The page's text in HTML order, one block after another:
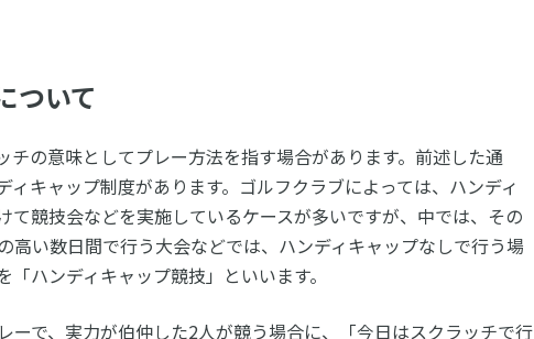
ついて
チの意味としてプレー方法を指す場合があります。前述した通
ィキャップ制度があります。ゴルフクラブによっては、ハンディ
て競技会などを実施しているケースが多いですが、中では、その
高い数日間で行う大会などでは、ハンディキャップなしで行う場
「ハンディキャップ競技」といいます。
ーで、実力が伯仲した2人が競う場合に、「今日はスクラッチで行